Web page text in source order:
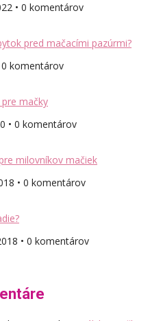
• 0 komentárov
pred mačacími pazúrmi?
0 komentárov
mačky
• 0 komentárov
milovníkov mačiek
• 0 komentárov
• 0 komentárov